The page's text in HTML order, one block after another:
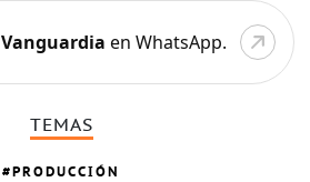
Vanguardia en WhatsApp.
TEMAS
PRODUCCIÓN